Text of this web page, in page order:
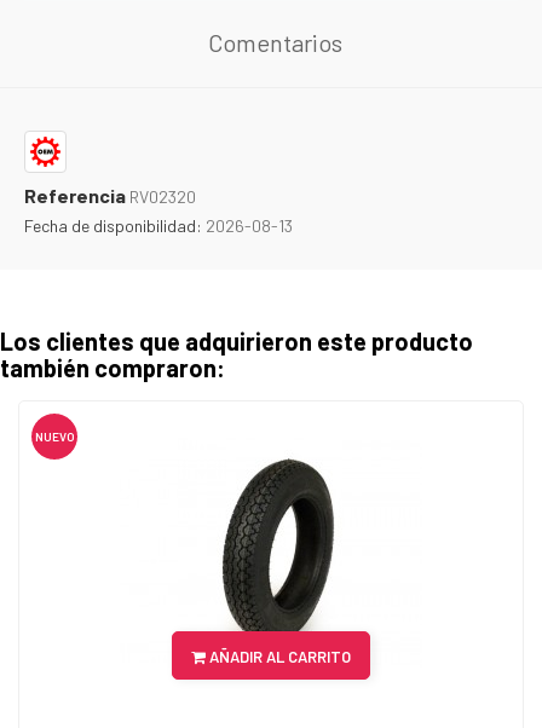
Comentarios
Referencia RV02320
Fecha de disponibilidad: 2026-08-13
Los clientes que adquirieron este producto
también compraron:
NUEVO
AÑADIR AL CARRITO